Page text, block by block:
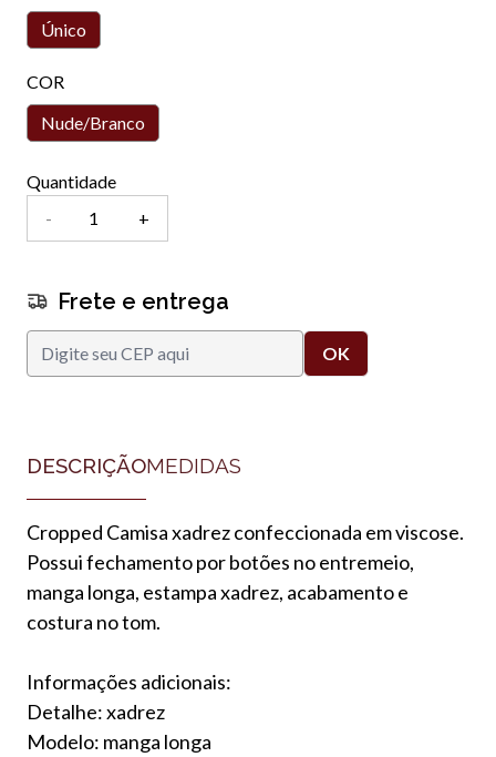
Único
COR
Nude/Branco
Quantidade
-
+
Frete e entrega
DESCRIÇÃOMEDIDAS
Cropped Camisa xadrez confeccionada em viscose.
Possui fechamento por botões no entremeio,
manga longa, estampa xadrez, acabamento e
costura no tom.
Informações adicionais:
Detalhe: xadrez
Modelo: manga longa